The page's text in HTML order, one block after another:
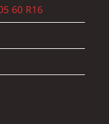
60 R16